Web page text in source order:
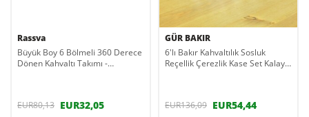
Rassva
Büyük Boy 6 Bölmeli 360 Derece
Dönen Kahvaltı Takımı -
EUR80,13 EUR32,05
GÜR BAKIR
6'lı Bakır Kahvaltılık Sosluk
Reçellik Çerezlik Kase Set Kalaylı
EUR136,09 EUR54,44